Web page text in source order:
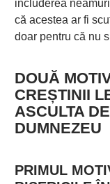
includerea
că acestea ar fi
doar pentru că nu
DOUĂ
CREȘTINII
ASCULTA
DUMNEZEU
PRIMUL